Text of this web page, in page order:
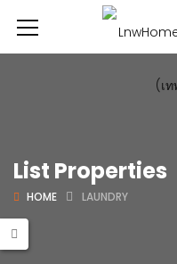
List Properties
HOME LAUNDRY